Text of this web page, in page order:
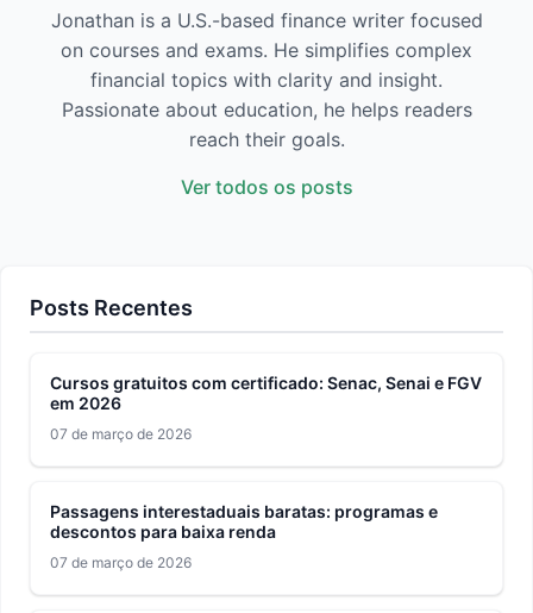
Jonathan is a U.S.-based finance writer focused
on courses and exams. He simplifies complex
financial topics with clarity and insight.
Passionate about education, he helps readers
reach their goals.
Ver todos os posts
Posts Recentes
Cursos gratuitos com certificado: Senac, Senai e FGV
em 2026
07 de março de 2026
Passagens interestaduais baratas: programas e
descontos para baixa renda
07 de março de 2026